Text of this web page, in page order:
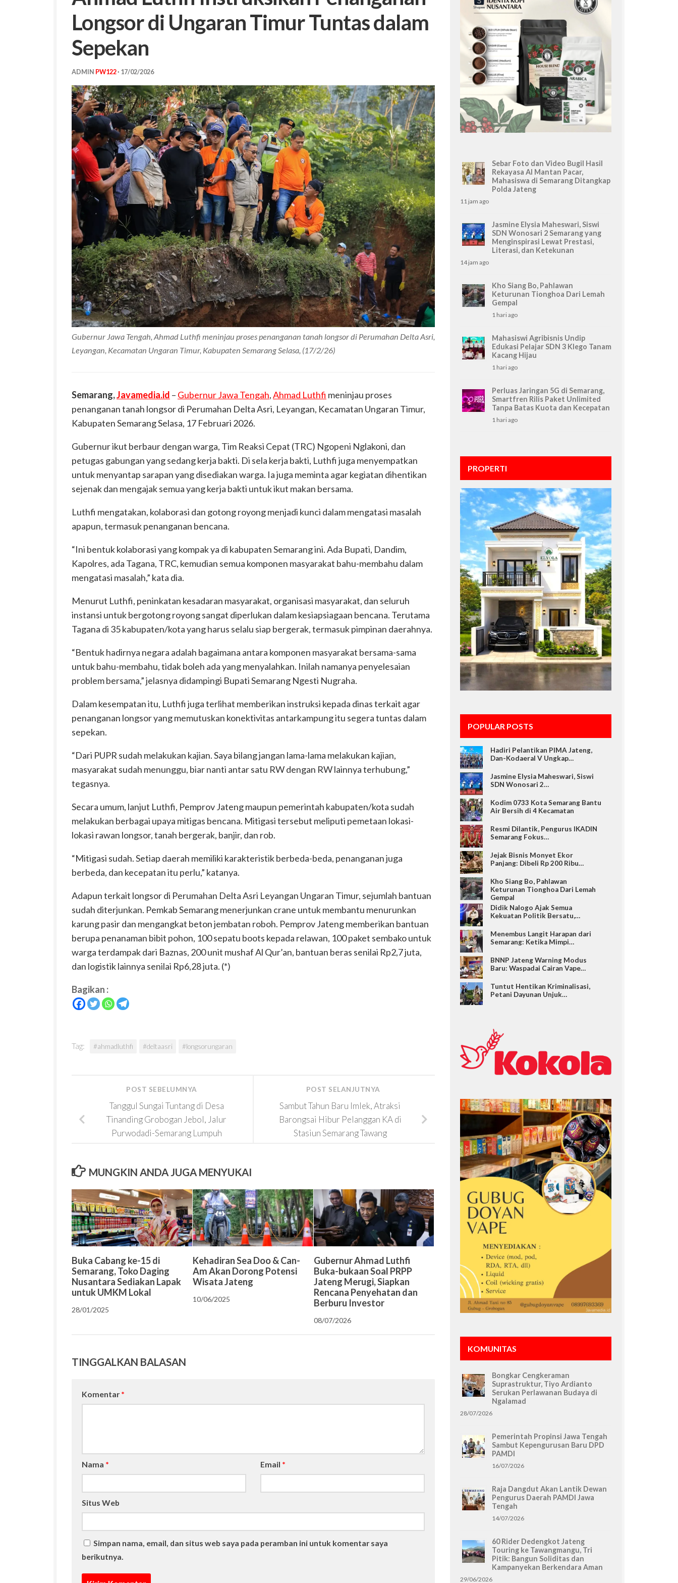
Longsor di Ungaran Timur Tuntas dalam
Sepekan
ADMIN PW122· 17/02/2026
Gubernur Jawa Tengah, Ahmad Luthfi meninjau proses penanganan tanah longsor di Perumahan Delta Asri,
Leyangan, Kecamatan Ungaran Timur, Kabupaten Semarang Selasa, (17/2/26)
Semarang,Javamedia.id – Gubernur Jawa Tengah,Ahmad Luthfi meninjau proses
penanganan tanah longsor di Perumahan Delta Asri, Leyangan, Kecamatan Ungaran Timur,
Kabupaten Semarang Selasa, 17 Februari 2026.
Gubernur ikut berbaur dengan warga, Tim Reaksi Cepat (TRC) Ngopeni Nglakoni, dan
petugas gabungan yang sedang kerja bakti. Di sela kerja bakti, Luthfi juga menyempatkan
untuk menyantap sarapan yang disediakan warga. Ia juga meminta agar kegiatan dihentikan
sejenak dan mengajak semua yang kerja bakti untuk ikut makan bersama.
Luthfi mengatakan, kolaborasi dan gotong royong menjadi kunci dalam mengatasi masalah
apapun, termasuk penanganan bencana.
“Ini bentuk kolaborasi yang kompak ya di kabupaten Semarang ini. Ada Bupati, Dandim,
Kapolres, ada Tagana, TRC, kemudian semua komponen masyarakat bahu-membahu dalam
mengatasi masalah,” kata dia.
Menurut Luthfi, peninkatan kesadaran masyarakat, organisasi masyarakat, dan seluruh
instansi untuk bergotong royong sangat diperlukan dalam kesiapsiagaan bencana. Terutama
Tagana di 35 kabupaten/kota yang harus selalu siap bergerak, termasuk pimpinan daerahnya.
“Bentuk hadirnya negara adalah bagaimana antara komponen masyarakat bersama-sama
untuk bahu-membahu, tidak boleh ada yang menyalahkan. Inilah namanya penyelesaian
problem bersama,” jelasnya didampingi Bupati Semarang Ngesti Nugraha.
Dalam kesempatan itu, Luthfi juga terlihat memberikan instruksi kepada dinas terkait agar
penanganan longsor yang memutuskan konektivitas antarkampung itu segera tuntas dalam
sepekan.
“Dari PUPR sudah melakukan kajian. Saya bilang jangan lama-lama melakukan kajian,
masyarakat sudah menunggu, biar nanti antar satu RW dengan RW lainnya terhubung,”
tegasnya.
Secara umum, lanjut Luthfi, Pemprov Jateng maupun pemerintah kabupaten/kota sudah
melakukan berbagai upaya mitigas bencana. Mitigasi tersebut meliputi pemetaan lokasi-
lokasi rawan longsor, tanah bergerak, banjir, dan rob.
“Mitigasi sudah. Setiap daerah memiliki karakteristik berbeda-beda, penanganan juga
berbeda, dan kecepatan itu perlu,” katanya.
Adapun terkait longsor di Perumahan Delta Asri Leyangan Ungaran Timur, sejumlah bantuan
sudah diterjunkan. Pemkab Semarang menerjunkan crane untuk membantu menurunkan
karung pasir dan mengangkat beton jembatan roboh. Pemprov Jateng memberikan bantuan
berupa penanaman bibit pohon, 100 sepatu boots kepada relawan, 100 paket sembako untuk
warga terdampak dari Baznas, 200 unit mushaf Al Qur’an, bantuan beras senilai Rp2,7 juta,
dan logistik lainnya senilai Rp6,28 juta. (*)
Bagikan :
Tag: #ahmadluthfi #deltaasri #longsorungaran
POST SELANJUTNYA
Sambut Tahun Baru Imlek, Atraksi
Barongsai Hibur Pelanggan KA di
Stasiun Semarang Tawang
POST SEBELUMNYA
Tanggul Sungai Tuntang di Desa
Tinanding Grobogan Jebol, Jalur
Purwodadi-Semarang Lumpuh
MUNGKIN ANDA JUGA MENYUKAI
Buka Cabang ke-15 di
Semarang, Toko Daging
Nusantara Sediakan Lapak
untuk UMKM Lokal
28/01/2025
Kehadiran Sea Doo & Can-
Am Akan Dorong Potensi
Wisata Jateng
10/06/2025
Gubernur Ahmad Luthfi
Buka-bukaan Soal PRPP
Jateng Merugi, Siapkan
Rencana Penyehatan dan
Berburu Investor
08/07/2026
TINGGALKAN BALASAN
Komentar *
Nama * Email *
Situs Web
Simpan nama, email, dan situs web saya pada peramban ini untuk komentar saya
berikutnya.
Sebar Foto dan Video Bugil Hasil
Rekayasa AI Mantan Pacar,
Mahasiswa di Semarang Ditangkap
Polda Jateng
11 jam ago
Jasmine Elysia Maheswari, Siswi
SDN Wonosari 2 Semarang yang
Menginspirasi Lewat Prestasi,
Literasi, dan Ketekunan
14 jam ago
Kho Siang Bo, Pahlawan
Keturunan Tionghoa Dari Lemah
Gempal
1 hari ago
Mahasiswi Agribisnis Undip
Edukasi Pelajar SDN 3 Klego Tanam
Kacang Hijau
1 hari ago
Perluas Jaringan 5G di Semarang,
Smartfren Rilis Paket Unlimited
Tanpa Batas Kuota dan Kecepatan
1 hari ago
PROPERTI
POPULAR POSTS
Hadiri Pelantikan PIMA Jateng,
Dan-Kodaeral V Ungkap…
Jasmine Elysia Maheswari, Siswi
SDN Wonosari 2…
Kodim 0733 Kota Semarang Bantu
Air Bersih di 4 Kecamatan
Resmi Dilantik, Pengurus IKADIN
Semarang Fokus…
Jejak Bisnis Monyet Ekor
Panjang: Dibeli Rp 200 Ribu…
Kho Siang Bo, Pahlawan
Keturunan Tionghoa Dari Lemah
Gempal
Didik Nalogo Ajak Semua
Kekuatan Politik Bersatu,…
Menembus Langit Harapan dari
Semarang: Ketika Mimpi…
BNNP Jateng Warning Modus
Baru: Waspadai Cairan Vape…
Tuntut Hentikan Kriminalisasi,
Petani Dayunan Unjuk…
KOMUNITAS
Bongkar Cengkeraman
Suprastruktur, Tiyo Ardianto
Serukan Perlawanan Budaya di
Ngalamad
28/07/2026
Pemerintah Propinsi Jawa Tengah
Sambut Kepengurusan Baru DPD
PAMDI
16/07/2026
Raja Dangdut Akan Lantik Dewan
Pengurus Daerah PAMDI Jawa
Tengah
14/07/2026
60 Rider Dedengkot Jateng
Touring ke Tawangmangu, Tri
Pitik: Bangun Soliditas dan
Kampanyekan Berkendara Aman
29/06/2026